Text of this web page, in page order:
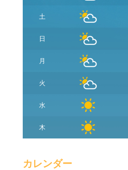
土
日
月
火
水
木
カレンダー